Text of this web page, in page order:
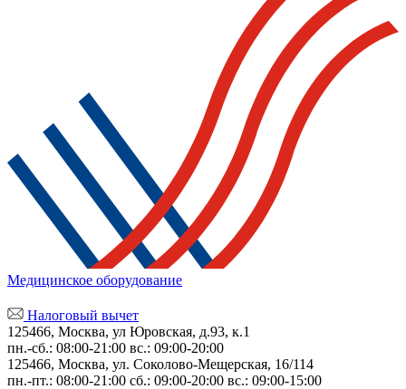
Медицинское оборудование
Налоговый вычет
125466, Москва, ул Юровская, д.93, к.1
пн.-сб.: 08:00-21:00 вс.: 09:00-20:00
125466, Москва, ул. Соколово-Мещерская, 16/114
пн.-пт.: 08:00-21:00 сб.: 09:00-20:00 вс.: 09:00-15:00